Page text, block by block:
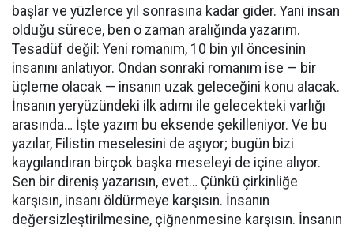
başlar ve yüzlerce yıl sonrasına kadar gider. Yani insan
olduğu sürece, ben o zaman aralığında yazarım.
Tesadüf değil: Yeni romanım, 10 bin yıl öncesinin
insanını anlatıyor. Ondan sonraki romanım ise — bir
üçleme olacak — insanın uzak geleceğini konu alacak.
İnsanın yeryüzündeki ilk adımı ile gelecekteki varlığı
arasında… İşte yazım bu eksende şekilleniyor. Ve bu
yazılar, Filistin meselesini de aşıyor; bugün bizi
kaygılandıran birçok başka meseleyi de içine alıyor.
Sen bir direniş yazarısın, evet… Çünkü çirkinliğe
karşısın, insanı öldürmeye karşısın. İnsanın
değersizleştirilmesine, çiğnenmesine karşısın. İnsanın